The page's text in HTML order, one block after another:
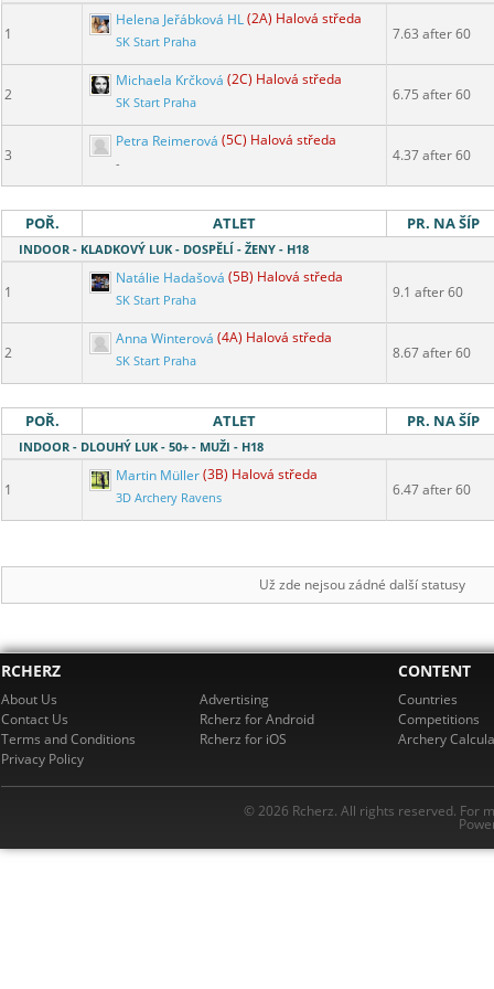
1
Helena Jeřábková HL(2A) Halová středa
SK Start Praha 7.63 after 60
2
Michaela Krčková (2C) Halová středa
SK Start Praha 6.75 after 60
3
Petra Reimerová (5C) Halová středa
- 4.37 after 60
POŘ. ATLET PR. NA ŠÍP
INDOOR - KLADKOVÝ LUK - DOSPĚLÍ - ŽENY - H18
1
Natálie Hadašová (5B) Halová středa
SK Start Praha 9.1 after 60
2
Anna Winterová (4A) Halová středa
SK Start Praha 8.67 after 60
POŘ. ATLET PR. NA ŠÍP
INDOOR - DLOUHÝ LUK - 50+ - MUŽI - H18
1
Martin Müller(3B) Halová středa
3D Archery Ravens 6.47 after 60
Už zde nejsou zádné další statusy
RCHERZ
About Us
Contact Us
Terms and Conditions
Privacy Policy
Advertising
Rcherz for Android
Rcherz for iOS
CONTENT
Countries
Competitions
Archery
© 2026 Rcherz. All rights reserved. For